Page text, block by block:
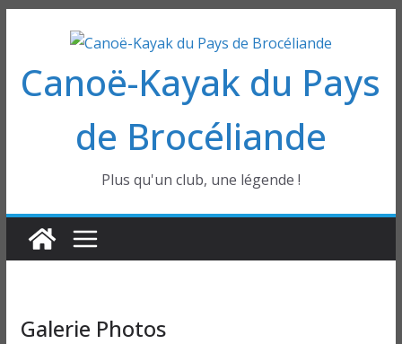
contenu
Canoë-Kayak du Pays
de Brocéliande
Plus qu'un club, une légende !
Galerie Photos